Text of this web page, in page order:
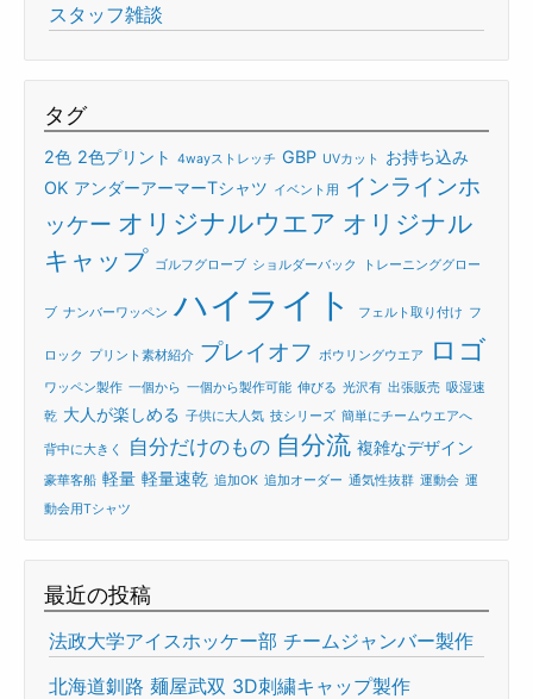
スタッフ雑談
タグ
2色 2色プリント 4wayストレッチ GBP UVカット
お持ち込み
OK アンダーアーマーTシャツ イベント用
インラインホ
ッケー オリジナルウエア オリジナル
キャップ ゴルフグローブ ショルダーバック トレーニンググロー
ブ ナンバーワッペン ハイライト フェルト取り付け フ
ロック プリント素材紹介 プレイオフ ボウリングウエア ロゴ
ワッペン製作 一個から 一個から製作可能 伸びる 光沢有 出張販売 吸湿速
乾 大人が楽しめる 子供に大人気 技シリーズ 簡単にチームウエアへ
背中に大きく 自分だけのもの 自分流 複雑なデザイン
豪華客船 軽量 軽量速乾 追加OK 追加オーダー 通気性抜群 運動会 運
動会用Tシャツ
最近の投稿
法政大学アイスホッケー部 チームジャンバー製作
北海道釧路 麺屋武双 3D刺繍キャップ製作